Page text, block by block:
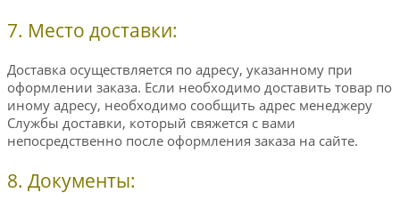
7. Место доставки:
Доставка осуществляется по адресу, указанному при
оформлении заказа. Если необходимо доставить товар по
иному адресу, необходимо сообщить адрес менеджеру
Службы доставки, который свяжется с вами
непосредственно после оформления заказа на сайте.
8. Документы: